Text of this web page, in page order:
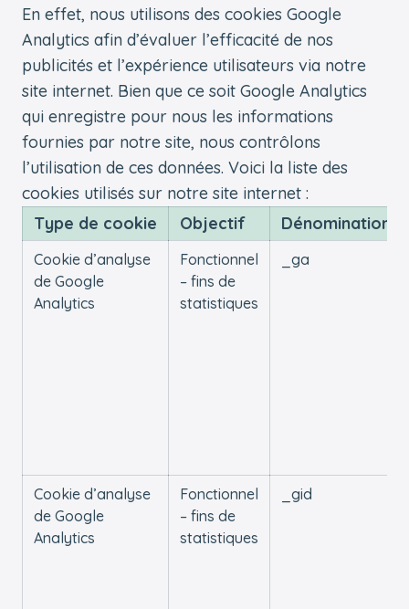
En effet, nous utilisons des cookies Google
Analytics afin d’évaluer l’efficacité de nos
publicités et l’expérience utilisateurs via notre
site internet. Bien que ce soit Google Analytics
qui enregistre pour nous les informations
fournies par notre site, nous contrôlons
l’utilisation de ces données. Voici la liste des
cookies utilisés sur notre site internet :
Type de cookie
Objectif Dénomination
Cookie d’analyse
de Google
Analytics
Fonctionnel
– fins de
statistiques
_ga
Cookie d’analyse
de Google
Analytics
Fonctionnel
– fins de
statistiques
_gid